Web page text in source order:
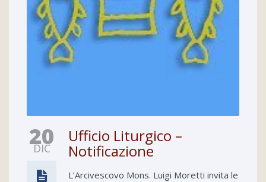
20
DIC
Ufficio Liturgico –
Notificazione
L’Arcivescovo Mons. Luigi Moretti invita le